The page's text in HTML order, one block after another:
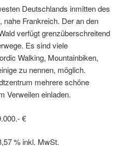
Deutschlands inmitten des
nahe Frankreich. Der an den
verfügt grenzüberschreitend
Es sind viele
Walking, Mountainbiken,
zu nennen, möglich.
mehrere schöne
Verweilen einladen.
€
% inkl. MwSt.